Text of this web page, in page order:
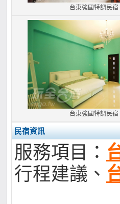
台東強國特調民宿
台東強國特調民宿
民宿資訊
服務項目：
行程建議、